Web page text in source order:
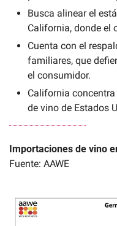
Busca alinear el
California, donde el
Cuenta con el
familiares, que
el consumidor.
California
de vino de Estados
Importaciones de vino
Fuente: AAWE